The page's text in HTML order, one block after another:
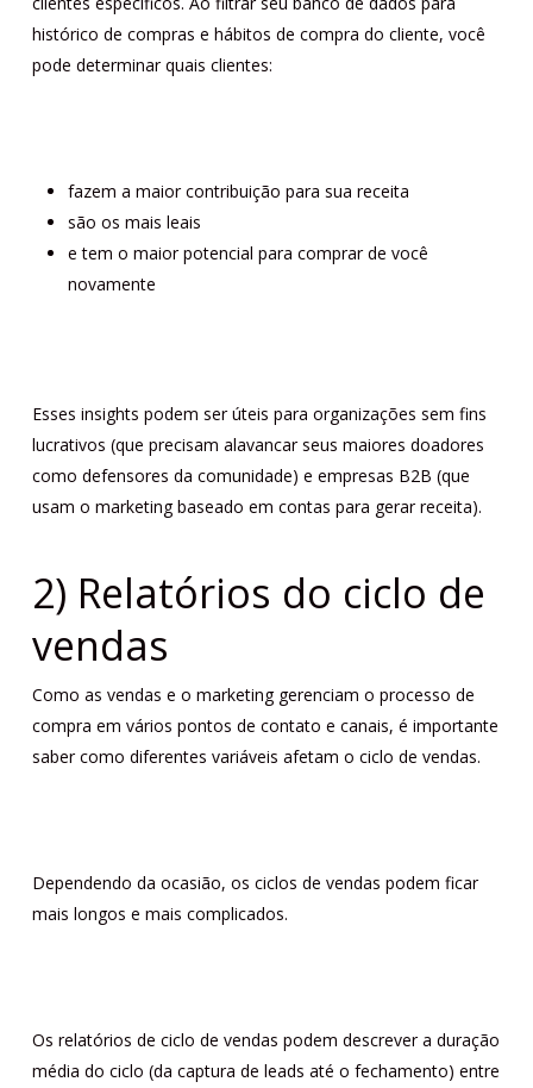
histórico de compras e hábitos de compra do cliente, você
pode determinar quais clientes:
fazem a maior contribuição para sua receita
são os mais leais
e tem o maior potencial para comprar de você
novamente
Esses insights podem ser úteis para organizações sem fins
lucrativos (que precisam alavancar seus maiores doadores
como defensores da comunidade) e empresas B2B (que
usam o marketing baseado em contas para gerar receita).
2) Relatórios do ciclo de
vendas
Como as vendas e o marketing gerenciam o processo de
compra em vários pontos de contato e canais, é importante
saber como diferentes variáveis ​​afetam o ciclo de vendas.
Dependendo da ocasião, os ciclos de vendas podem ficar
mais longos e mais complicados.
Os relatórios de ciclo de vendas podem descrever a duração
média do ciclo (da captura de leads até o fechamento) entre